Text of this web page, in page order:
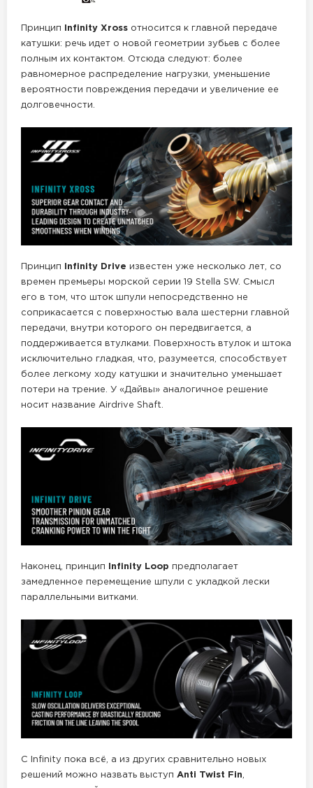
Принцип Infinity Xross относится к главной передаче
катушки: речь идет о новой геометрии зубьев с более
полным их контактом. Отсюда следуют: более
равномерное распределение нагрузки, уменьшение
вероятности повреждения передачи и увеличение ее
долговечности.
Принцип Infinity Drive известен уже несколько лет, со
времен премьеры морской серии 19 Stella SW. Смысл
его в том, что шток шпули непосредственно не
соприкасается с поверхностью вала шестерни главной
передачи, внутри которого он передвигается, а
поддерживается втулками. Поверхность втулок и штока
исключительно гладкая, что, разумеется, способствует
более легкому ходу катушки и значительно уменьшает
потери на трение. У «Дайвы» аналогичное решение
носит название Airdrive Shaft.
Наконец, принцип Infinity Loop
предполагает
замедленное перемещение шпули с укладкой лески
параллельными витками.
С Infinity пока всё, а из других сравнительно новых
решений можно назвать выступ Anti Twist Fin